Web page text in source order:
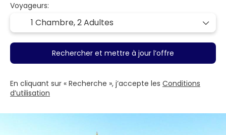
Voyageurs:
1 Chambre,2 Adultes
Rechercher et mettre à jour l’offre
En cliquant sur « Recherche », j’accepte les Conditions
d’utilisation